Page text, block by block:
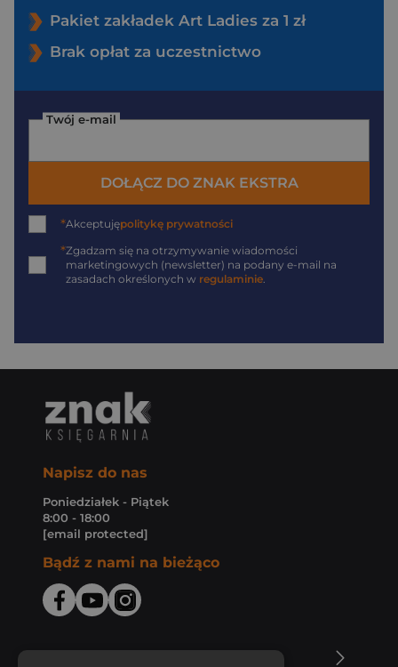
Pakiet zakładek Art Ladies za 1 zł
Brak opłat za uczestnictwo
Twój e-mail
DOŁĄCZ DO ZNAK EKSTRA
*Akceptujępolitykę prywatności
*Zgadzam się na otrzymywanie wiadomości
marketingowych (newsletter) na podany e-mail na
zasadach określonych w regulaminie.
Napisz do nas
Poniedziałek - Piątek
8:00 - 18:00
[email protected]
Bądź z nami na bieżąco